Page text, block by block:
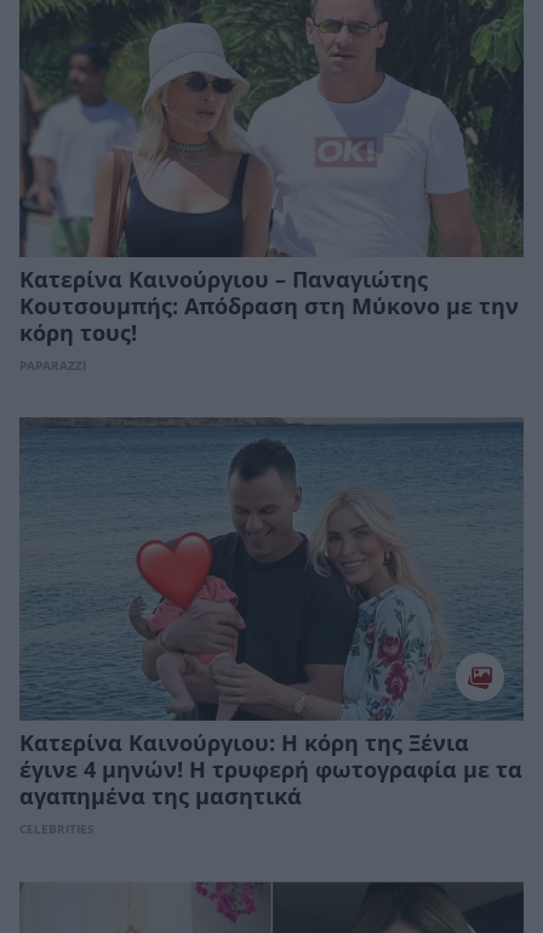
Κατερίνα Καινούργιου – Παναγιώτης
Κουτσουμπής: Απόδραση στη Μύκονο με την
κόρη τους!
PAPARAZZI
Κατερίνα Καινούργιου: H κόρη της Ξένια
έγινε 4 μηνών! Η τρυφερή φωτογραφία με τα
αγαπημένα της μασητικά
CELEBRITIES